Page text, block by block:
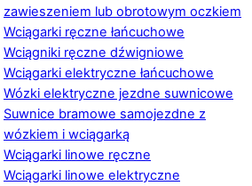
zawieszeniem lub obrotowym oczkiem
Wciągarki ręczne łańcuchowe
Wciągniki ręczne dźwigniowe
Wciągarki elektryczne łańcuchowe
Wózki elektryczne jezdne suwnicowe
Suwnice bramowe samojezdne z
wózkiem i wciągarką
Wciągarki linowe ręczne
Wciągarki linowe elektryczne